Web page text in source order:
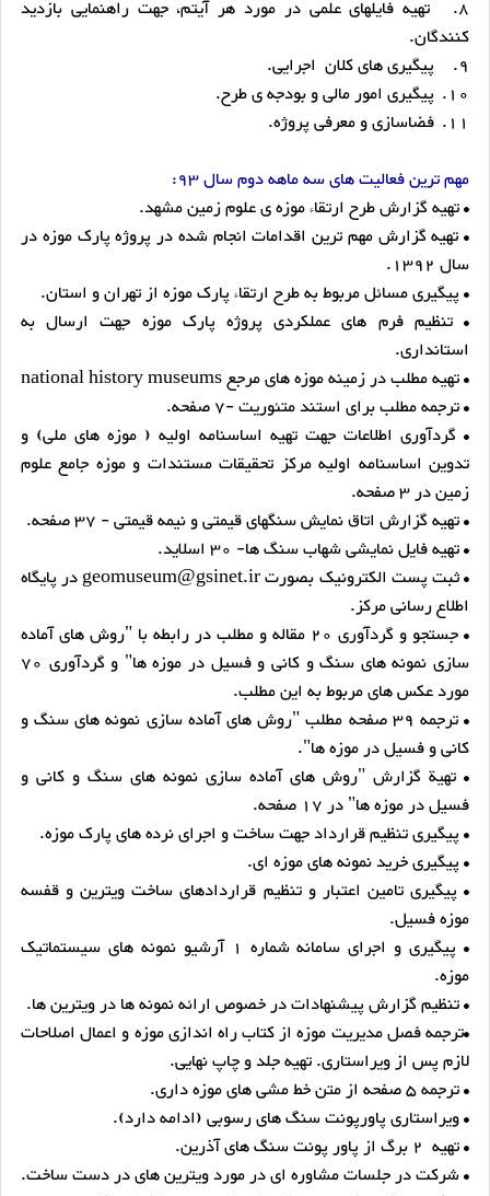
8.
تهیه فایلهای علمی در مورد هر آیتم،‌ جهت راهنمایی بازدید
کنندگان.
9.
پیگیری های کلان اجرایی.
10. پیگیری امور مالی و بودجه ی طرح.
11. فضاسازی و معرفی پروژه.
مهم ترین فعالیت های سه ماهه دوم سال 93:
• تهیه گزارش طرح ارتقاء موزه ی علوم زمین مشهد.
• تهیه گزارش مهم ترین اقدامات انجام شده در پروژه پارک موزه در
سال 1392.
• پیگیری مسائل مربوط به طرح ارتقاء پارک موزه از تهران و استان.
• تنظیم فرم های عملکردی پروژه پارک موزه جهت ارسال به
استانداری.
• تهیه مطلب در زمینه موزه های مرجع national history museums
• ترجمه مطلب برای استند متئوریت -7 صفحه.
• گردآوری اطلاعات جهت تهیه اساسنامه اولیه ( موزه های ملی) و
تدوین اساسنامه اولیه مرکز تحقیقات مستندات و موزه جامع علوم
زمین در 3 صفحه.
• تهیه گزارش اتاق نمایش سنگهای قیمتی و نیمه قیمتی - 37 صفحه.
• تهیه فایل نمایشی شهاب سنگ ها- 30 اسلاید.
• ثبت پست الکترونیک بصورت geomuseum@gsinet.ir در پایگاه
اطلاع رسانی مرکز.
• جستجو و گردآوری 20 مقاله و مطلب در رابطه با "روش های آماده
سازی نمونه های سنگ و کانی و فسیل در موزه ها" و گردآوری 70
مورد عکس های مربوط به این مطلب.
• ترجمه 39 صفحه مطلب "روش های آماده سازی نمونه های سنگ و
کانی و فسیل در موزه ها".
• تهیة گزارش "روش های آماده سازی نمونه های سنگ و کانی و
فسیل در موزه ها" در 17 صفحه.
• پیگیری تنظیم قرارداد جهت ساخت و اجرای نرده های پارک موزه.
• پیگیری خرید نمونه های موزه ای.
• پیگیری تامین اعتبار و تنظیم قراردادهای ساخت ویترین و قفسه
موزه فسیل.
• پیگیری و اجرای سامانه شماره 1 آرشیو نمونه های سیستماتیک
موزه.
• تنظیم گزارش پیشنهادات در خصوص ارائه نمونه ها در ویترین ها.
•ترجمه فصل مدیریت موزه از کتاب راه اندازی موزه و اعمال اصلاحات
لازم پس از ویراستاری. تهیه جلد و چاپ نهایی.
• ترجمه 5 صفحه از متن خط مشی های موزه داری.
• ویراستاری پاورپونت سنگ های رسوبی (ادامه دارد).
• تهیه 2 برگ از پاور پونت سنگ های آذرین.
• شرکت در جلسات مشاوره ای در مورد ویترین های در دست ساخت.